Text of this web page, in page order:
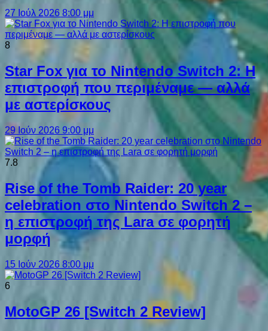
27 Ιούλ 2026 8:00 μμ
8
Star Fox για το Nintendo Switch 2: Η
επιστροφή που περιμέναμε — αλλά
με αστερίσκους
29 Ιούν 2026 9:00 μμ
7.8
Rise of the Tomb Raider: 20 year
celebration στο Nintendo Switch 2 –
η επιστροφή της Lara σε φορητή
μορφή
15 Ιούν 2026 8:00 μμ
6
MotoGP 26 [Switch 2 Review]